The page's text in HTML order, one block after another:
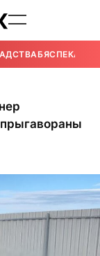
БЯСПЕКА